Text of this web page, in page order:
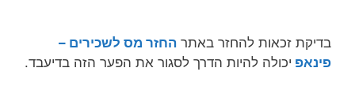
בדיקת זכאות להחזר באתר החזר מס לשכירים –
פינאפ יכולה להיות הדרך לסגור את הפער הזה בדיעבד.